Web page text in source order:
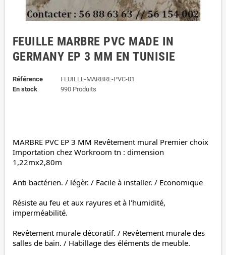
FEUILLE MARBRE PVC MADE IN
GERMANY EP 3 MM EN TUNISIE
Référence
FEUILLE-MARBRE-PVC-01
En stock
990 Produits
MARBRE PVC EP 3 MM Revêtement mural Premier choix
Importation chez Workroom tn : dimension
1,22mx2,80m
Anti bactérien. / légèr. / Facile à installer. / Economique
Résiste au feu et aux rayures et à l'humidité,
imperméabilité.
Revêtement murale décoratif. / Revêtement murale des
salles de bain. / Habillage des éléments de meuble.